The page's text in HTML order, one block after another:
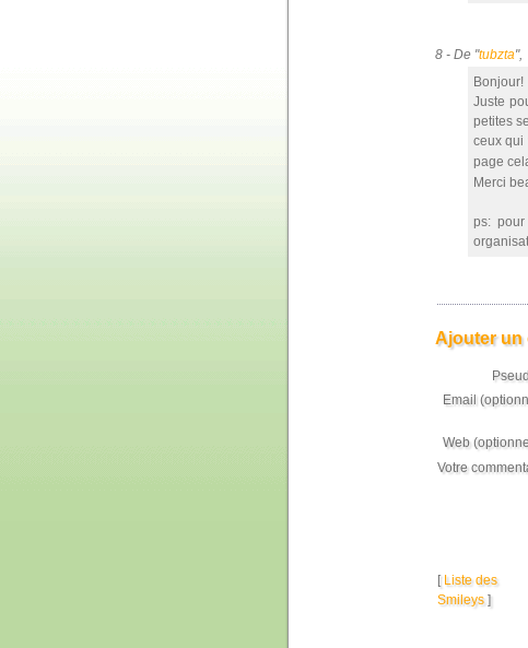
8 - De "tubzta",
Bonjour!
Juste
petites
ceux qui
page
Merci
ps:
Ajouter un
Email
Web
Votre
[ Liste des
Smileys]